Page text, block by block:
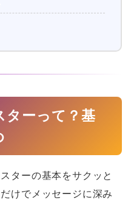
ターって？基
ターの基本をサクッと
けでメッセージに深み